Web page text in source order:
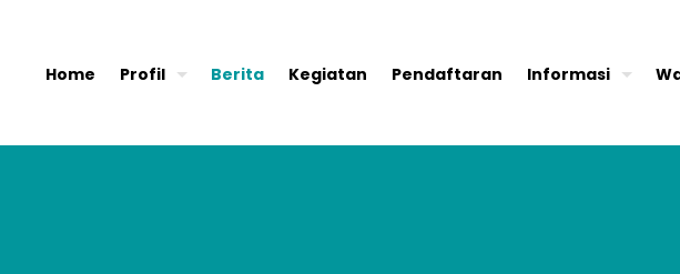
Home Profil Berita Kegiatan Pendaftaran Informasi